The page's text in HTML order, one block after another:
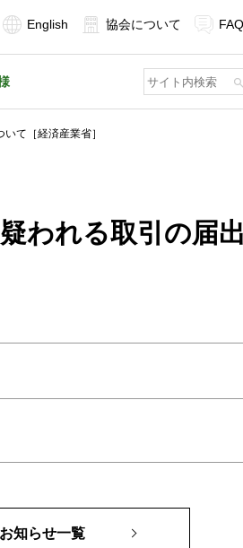
English 協会について
て［経済産業省］
われる取引の届
お知らせ一覧